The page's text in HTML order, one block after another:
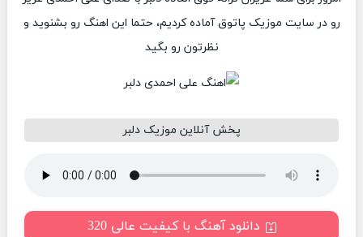
رو در سایت موزیک پاتوق آماده کردیم، حتما این اهنگ رو بشنوید و
نظرتون رو بگید
پخش آنلاین موزیک دلبر
دانلود آهنگ با کیفیت عالی 320